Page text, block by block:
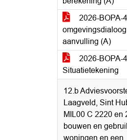
2026-BOPA-
aanvulling (A)
2026-BOPA-
Situatietekening
12.b
Laagveld, Sint
MIL00 C 2220 en
bouwen en
woningen en een